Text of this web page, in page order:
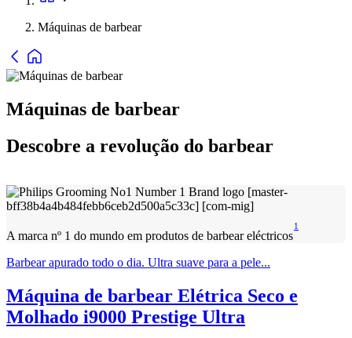
Máquinas de barbear
Máquinas de barbear
Descobre a revolução do barbear
A marca nº 1 do mundo em produtos de barbear eléctricos
1
Barbear apurado todo o dia. Ultra suave para a pele...
Máquina de barbear Elétrica Seco e
Molhado i9000 Prestige Ultra